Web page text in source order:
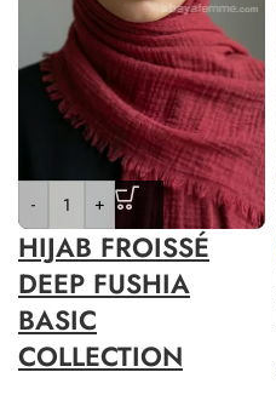
- +
HIJAB FROISSÉ
DEEP FUSHIA
BASIC
COLLECTION